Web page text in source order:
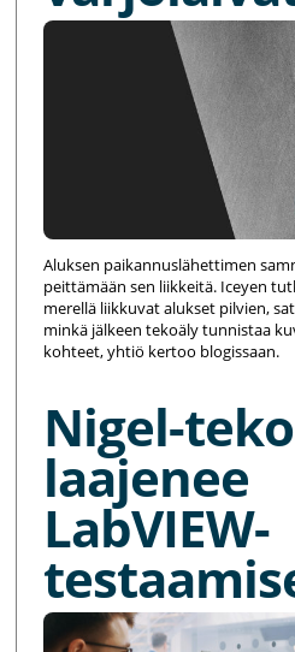
Aluksen paikannuslähettimen
peittämään sen liikkeitä. Iceyen
merellä liikkuvat alukset pilvien,
minkä jälkeen tekoäly tunnistaa
kohteet, yhtiö kertoo blogissaan.
Nigel-
laajenee
LabVIEW-